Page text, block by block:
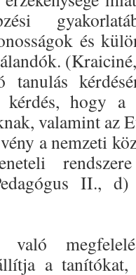
és
hogy a
valamint az
a nemzeti
II., d)
való
a tanítókat,